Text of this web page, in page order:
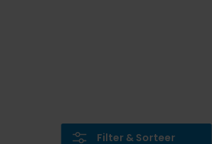
Filter & Sorteer